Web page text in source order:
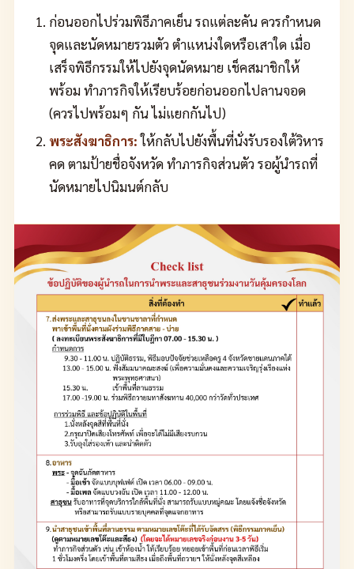
ก่อนออกไปร่วมพิธีภาคเย็น รถแต่ละคัน ควรกำหนด
จุดและนัดหมายรวมตัว ตำแหน่งใดหรือเสาใด เมื่อ
เสร็จพิธีกรรมให้ไปยังจุดนัดหมาย เช็คสมาชิกให้
พร้อม ทำภารกิจให้เรียบร้อยก่อนออกไปลานจอด
(ควรไปพร้อมๆ กัน ไม่แยกกันไป)
พระสังฆาธิการ:ให้กลับไปยังพื้นที่นั่งรับรองใต้วิหาร
คด ตามป้ายชื่อจังหวัด ทำภารกิจส่วนตัว รอผู้นำรถที่
นัดหมายไปนิมนต์กลับ